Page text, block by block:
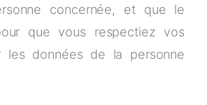
concernée, et que le
que vous respectiez vos
les données de la personne